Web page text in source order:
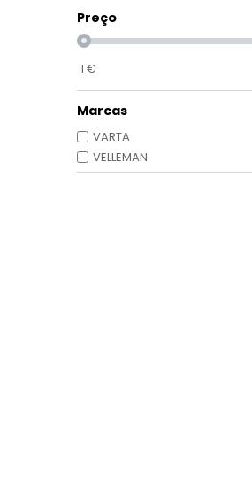
Preço
1 €
Marcas
VARTA
VELLEMAN